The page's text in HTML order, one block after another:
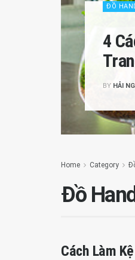
ĐỒ
4
BY HẢI
Home Category
Đồ
Cách Làm